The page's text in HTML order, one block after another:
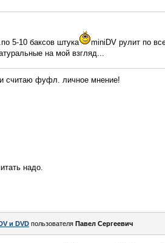
5-10 баксов штука
miniDV рулит по
на мой взгляд...
считаю фуфл. личное мнение!
надо.
и DVD пользователя Павел Сергеевич